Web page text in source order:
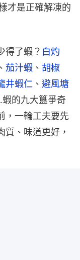
才是正確解凍的
得了蝦？ 白灼
、 茄汁蝦 、 胡椒
井蝦仁 、 避風塘
的九大簋爭奇
，一輪工夫要先
、味道更好，